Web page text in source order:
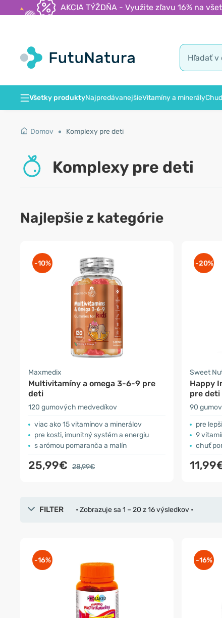
AKCIA TÝŽDŇA - Využite zľavu 16% na
Všetky produktyNajpredávanejšieVitamíny a minerály
Domov Komplexy pre deti
Komplexy pre deti
Najlepšie z kategórie
-10%
Maxmedix
Multivitamíny a omega 3-6-9 pre
deti
120 gumových medvedíkov
viac ako 15 vitamínov a minerálov
pre kosti, imunitný systém a energiu
s arómou pomaranča a malín
25,99€ 28,99€
-20%
Sweet
Happy
pre
90
pre
9
chuť
FILTER • Zobrazuje sa 1 – 20 z 16 výsledkov •
-16% -16%